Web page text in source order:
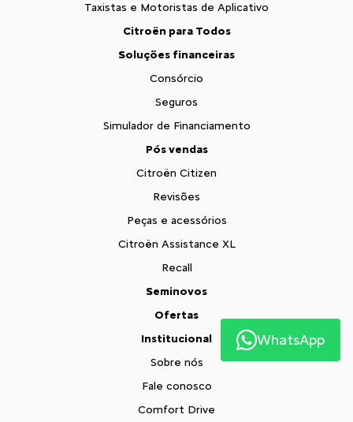
Taxistas e Motoristas de Aplicativo
Citroën para Todos
Soluções financeiras
Consórcio
Seguros
Simulador de Financiamento
Pós vendas
Citroën Citizen
Revisões
Peças e acessórios
Citroën Assistance XL
Recall
Seminovos
Ofertas
Institucional
Sobre nós
Fale conosco
Comfort Drive
WhatsApp